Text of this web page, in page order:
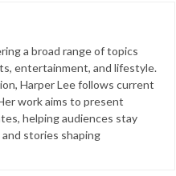
a broad range of topics
entertainment, and lifestyle.
Harper Lee follows current
work aims to present
helping audiences stay
stories shaping